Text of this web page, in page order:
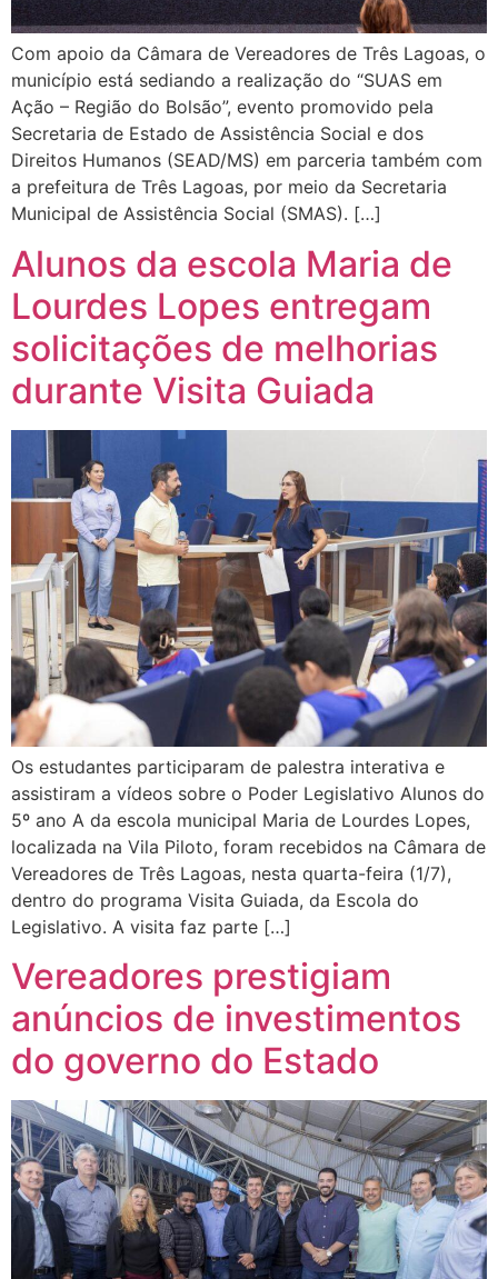
Com apoio da Câmara de Vereadores de Três Lagoas, o
município está sediando a realização do “SUAS em
Ação – Região do Bolsão”, evento promovido pela
Secretaria de Estado de Assistência Social e dos
Direitos Humanos (SEAD/MS) em parceria também com
a prefeitura de Três Lagoas, por meio da Secretaria
Municipal de Assistência Social (SMAS). […]
Alunos da escola Maria de
Lourdes Lopes entregam
solicitações de melhorias
durante Visita Guiada
Os estudantes participaram de palestra interativa e
assistiram a vídeos sobre o Poder Legislativo Alunos do
5º ano A da escola municipal Maria de Lourdes Lopes,
localizada na Vila Piloto, foram recebidos na Câmara de
Vereadores de Três Lagoas, nesta quarta-feira (1/7),
dentro do programa Visita Guiada, da Escola do
Legislativo. A visita faz parte […]
Vereadores prestigiam
anúncios de investimentos
do governo do Estado